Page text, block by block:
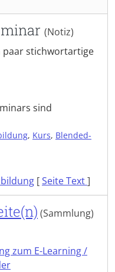
(Notiz)
paar stichwortartige
sind
, Kurs, Blended-
[Seite Text]
(Sammlung)
zum E-Learning /